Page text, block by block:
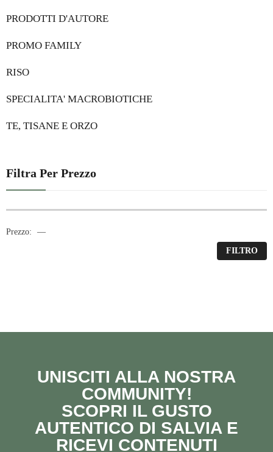
PRODOTTI D'AUTORE
PROMO FAMILY
RISO
SPECIALITA' MACROBIOTICHE
TE, TISANE E ORZO
Filtra Per Prezzo
Prezzo: —
FILTRO
UNISCITI ALLA NOSTRA
COMMUNITY!
SCOPRI IL GUSTO
AUTENTICO DI SALVIA E
RICEVI CONTENUTI